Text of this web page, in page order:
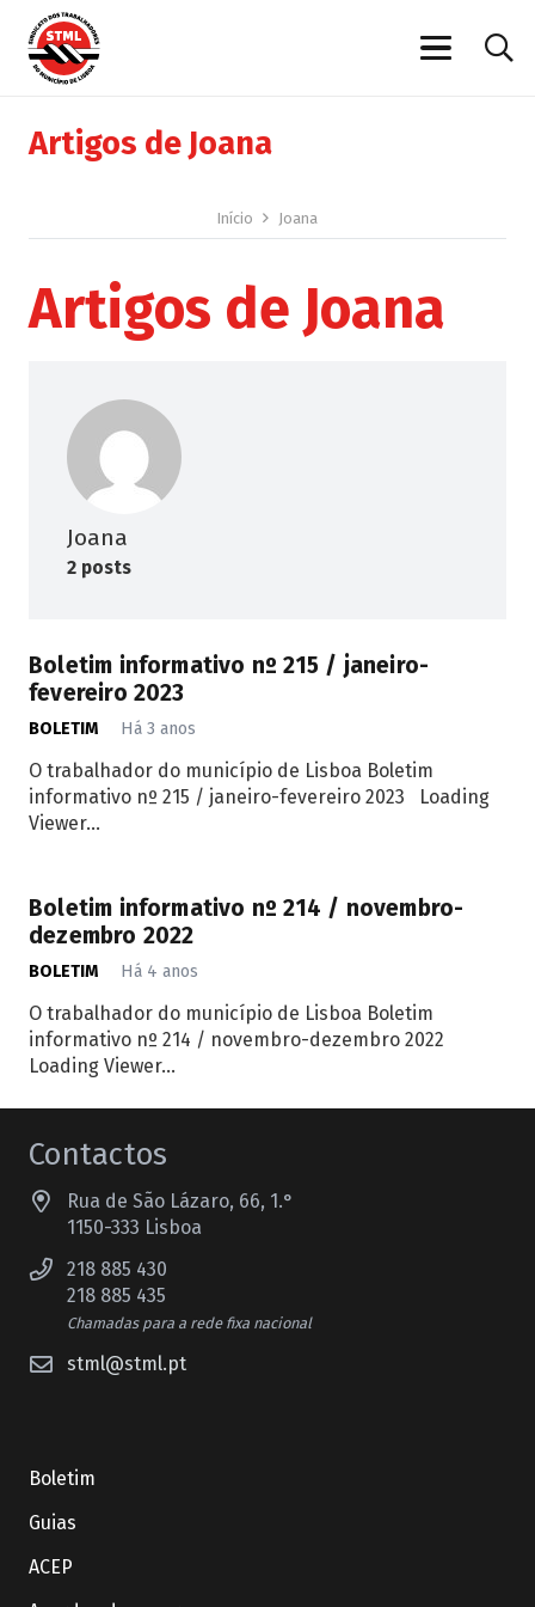
Artigos de Joana
Início Joana
Artigos de Joana
Joana
2 posts
Boletim informativo nº 215 / janeiro-
fevereiro 2023
BOLETIM Há 3 anos
O trabalhador do município de Lisboa Boletim
informativo nº 215 / janeiro-fevereiro 2023 Loading
Viewer...
Boletim informativo nº 214 / novembro-
dezembro 2022
BOLETIM Há 4 anos
O trabalhador do município de Lisboa Boletim
informativo nº 214 / novembro-dezembro 2022
Loading Viewer...
Contactos
Rua de São Lázaro, 66, 1.°
1150-333 Lisboa
218 885 430
218 885 435
Chamadas para a rede fixa nacional
stml@stml.pt
Boletim
Guias
ACEP